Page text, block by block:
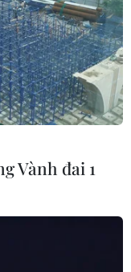
và một số nơi ở
Vành đai 1